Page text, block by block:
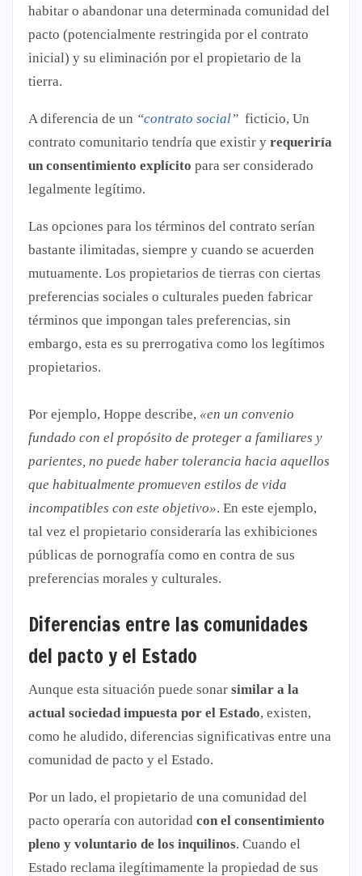
habitar o abandonar una determinada comunidad del
pacto (potencialmente restringida por el contrato
inicial) y su eliminación por el propietario de la
tierra.
A diferencia de un “contrato social” ficticio, Un
contrato comunitario tendría que existir y requeriría
un consentimiento explícito para ser considerado
legalmente legítimo.
Las opciones para los términos del contrato serían
bastante ilimitadas, siempre y cuando se acuerden
mutuamente. Los propietarios de tierras con ciertas
preferencias sociales o culturales pueden fabricar
términos que impongan tales preferencias, sin
embargo, esta es su prerrogativa como los legítimos
propietarios.
Por ejemplo, Hoppe describe, «en un convenio
fundado con el propósito de proteger a familiares y
parientes, no puede haber tolerancia hacia aquellos
que habitualmente promueven estilos de vida
incompatibles con este objetivo». En este ejemplo,
tal vez el propietario consideraría las exhibiciones
públicas de pornografía como en contra de sus
preferencias morales y culturales.
Diferencias entre las comunidades
del pacto y el Estado
Aunque esta situación puede sonar similar a la
actual sociedad impuesta por el Estado, existen,
como he aludido, diferencias significativas entre una
comunidad de pacto y el Estado.
Por un lado, el propietario de una comunidad del
pacto operaría con autoridad con el consentimiento
pleno y voluntario de los inquilinos. Cuando el
Estado reclama ilegítimamente la propiedad de sus